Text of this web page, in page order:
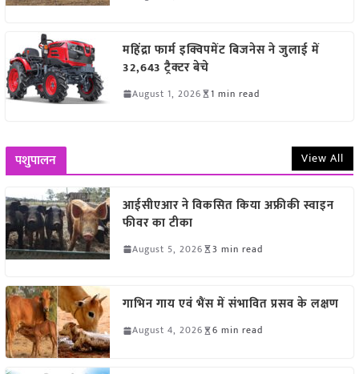
महिंद्रा फार्म इक्विपमेंट बिजनेस ने जुलाई में
32,643 ट्रैक्टर बेचे
August 1, 2026 1 min read
पशुपालन View All
आईसीएआर ने विकसित किया अफ्रीकी स्वाइन
फीवर का टीका
August 5, 2026 3 min read
गाभिन गाय एवं भैंस में संभावित प्रसव के लक्षण
August 4, 2026 6 min read